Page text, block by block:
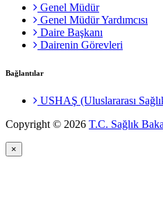
Genel Müdür
Genel Müdür Yardımcısı
Daire Başkanı
Dairenin Görevleri
Bağlantılar
USHAŞ (Uluslararası
Copyright © 2026 T.C. Sağlık
×